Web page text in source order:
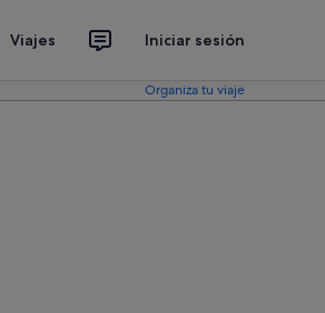
Viajes Iniciar sesión
Organiza tu viaje